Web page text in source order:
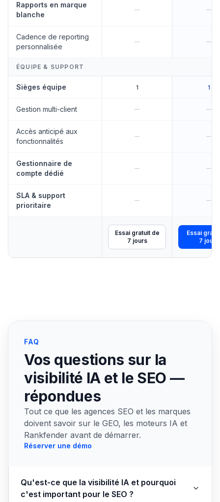
Rapports en marque
blanche
Cadence de reporting
personnalisée
ÉQUIPE & SUPPORT
Sièges équipe 1 1
Gestion multi-client
Accès anticipé aux
fonctionnalités
Gestionnaire de
compte dédié
SLA & support
prioritaire
Start Free Trial Start Free
FAQ
Vos questions sur la
visibilité IA et le SEO —
répondues
Tout ce que les agences SEO et les marques
doivent savoir sur le GEO, les moteurs IA et
Rankfender avant de démarrer.
Réserver une démo
Qu'est-ce que la visibilité IA et pourquoi
c'est important pour le SEO ?